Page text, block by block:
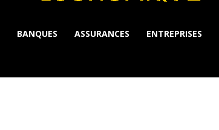
BANQUES ASSURANCES ENTREPRISES